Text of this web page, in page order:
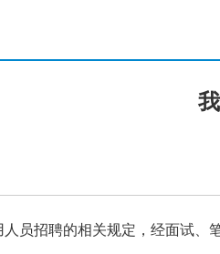
员招聘的相关规定，经面试、